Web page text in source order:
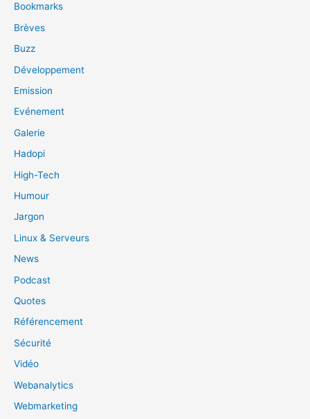
Bookmarks
Brèves
Buzz
Développement
Emission
Evénement
Galerie
Hadopi
High-Tech
Humour
Jargon
Linux & Serveurs
News
Podcast
Quotes
Référencement
Sécurité
Vidéo
Webanalytics
Webmarketing